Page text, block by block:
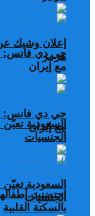
جي دي فانس:
مع إيران
السعودية تعيّن
الجنسيات
احتضنت
بالسكتة القلبية
هرمز
جي دي فانس:
مع إيران
السعودية
الجنسيات